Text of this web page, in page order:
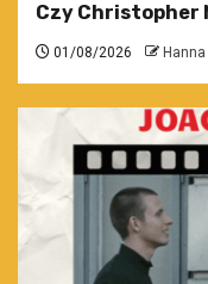
Czy Christopher
01/08/2026